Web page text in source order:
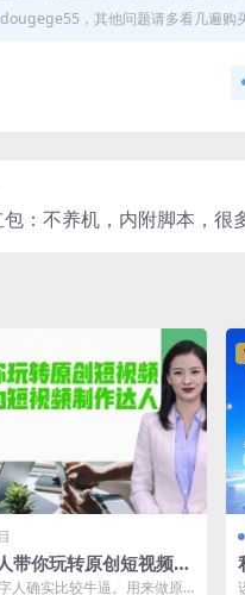
，其他问题请多看几遍购
：不养机，内附脚本，很
带你玩转原创短视频，
钟成为短视频制作达人
人确实比较牛逼。用来做原